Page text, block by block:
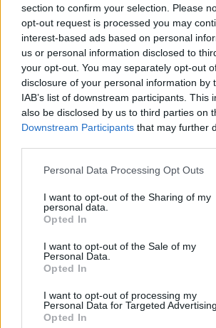
section to confirm your selection. Please
opt-out request is processed you may
interest-based ads based on personal
us or personal information disclosed to
your opt-out. You may separately opt-out
disclosure of your personal information by
IAB’s list of downstream participants. This
also be disclosed by us to third parties on
Downstream Participants that may further
Personal Data Processing Opt Outs
I want to opt-out of the Sharing of my
personal data.
Opted In
I want to opt-out of the Sale of my
Personal Data.
Opted In
I want to opt-out of processing my
Personal Data for Targeted Advertising.
Opted In
*Jaf pe banii publici: guvernarea
mărit numărul bugetarilor cu
Cazul Rareș Bogdan. Ce se
halucinațiilor sale: „O să avem
excepțional la alegerile
stăm în spatele liderului nostru,
o să-l ducem spre Cotroceni“
După ce au luptat tot anul cu
putred, Piperea și Lazarus se